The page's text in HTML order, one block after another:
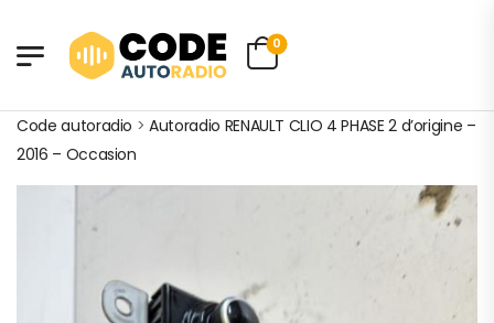
0
Code autoradio >Autoradio RENAULT CLIO 4 PHASE 2 d’origine –
2016 – Occasion